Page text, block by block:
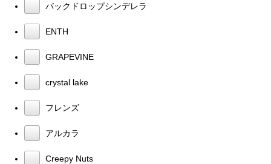
バックドロップシンデレラ
ENTH
GRAPEVINE
crystal lake
フレンズ
アルカラ
Creepy Nuts